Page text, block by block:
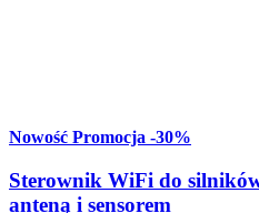
Nowość Promocja -30%
Sterownik WiFi do
anteną i sensorem